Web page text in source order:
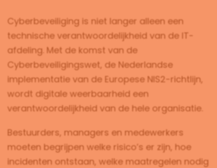
Cyberbeveiliging is niet langer alleen een
technische verantwoordelijkheid van de IT-
afdeling. Met de komst van de
Cyberbeveiligingswet, de Nederlandse
implementatie van de Europese NIS2-richtlijn,
wordt digitale weerbaarheid een
verantwoordelijkheid van de hele organisatie.
Bestuurders, managers en medewerkers
moeten begrijpen welke risico’s er zijn, hoe
incidenten ontstaan, welke maatregelen nodig